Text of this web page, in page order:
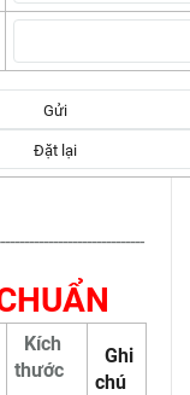
Kích
thước
Ghi
chú